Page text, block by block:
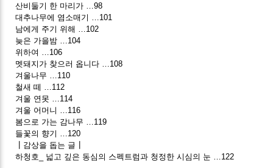
산비둘기 한 마리가 …98
대추나무에 염소매기 …101
남에게 주기 위해 …102
늦은 가을밤 …104
위하여 …106
멧돼지가 찾으러 옵니다 …108
겨울나무 …110
철새 떼 …112
겨울 연못 …114
겨울 어머니 …116
봄으로 가는 감나무 …119
들꽃의 향기 …120
┃감상을 돕는 글┃
하청호_ 넓고 깊은 동심의 스펙트럼과 청정한 시심의 눈 …122